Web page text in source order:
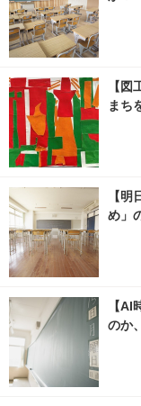
【
まち
【
め」
【
のか